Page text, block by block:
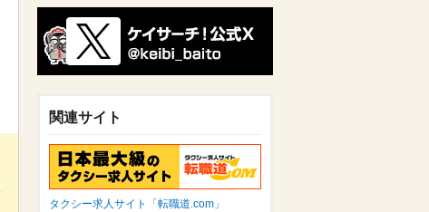
関連サイト
タクシー求人サイト「転職道.com」